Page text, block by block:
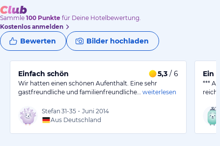
Sammle 100 Punkte für Deine Hotelbewertung.
Kostenlos anmelden
Bewerten Bilder hochladen
Einfach schön 5,3 / 6
Wir hatten einen schönen Aufenthalt. Eine sehr
gastfreundliche und familienfreundliche…
weiterlesen
Stefan 31-35 • Juni 2014
Aus Deutschland
Ein
***